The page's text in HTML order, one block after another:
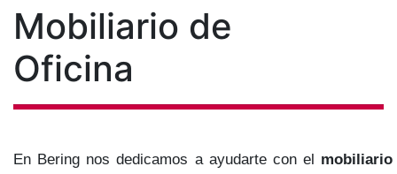
Mobiliario de
Oficina
En Bering nos dedicamos a ayudarte con el mobiliario